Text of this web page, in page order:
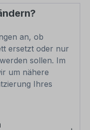
an, ob
ersetzt oder nur
sollen. Im
um nähere
Ihres